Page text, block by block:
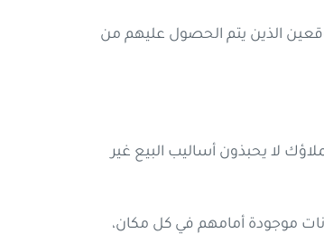
الذين يتم الحصول عليهم من
لا يحبذون أساليب البيع غير
موجودة أمامهم في كل مكان،